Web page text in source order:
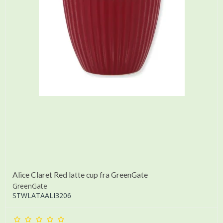
Alice Claret Red latte cup fra GreenGate
GreenGate
STWLATAALI3206